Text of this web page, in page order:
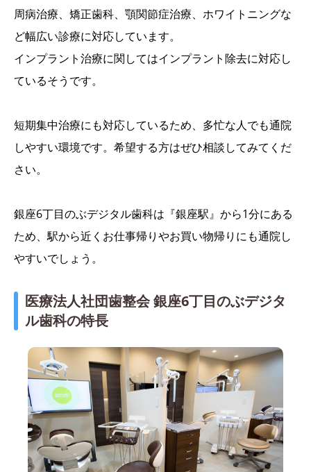
周病治療、矯正歯科、顎関節症治療、ホワイトニングな
ど幅広い診療に対応しています。
インプラント治療に関してはインプラント除去に対応し
ているそうです。
短期集中治療にも対応しているため、多忙な人でも通院
しやすい環境です。希望する方はぜひ相談してみてくだ
さい。
銀座6丁目のぶデジタル歯科は『銀座駅』から1分にある
ため、駅から近くお仕事帰りやお買い物帰りにも通院し
やすいでしょう。
医療法人社団歯整会 銀座6丁目のぶデジタ
ル歯科の特長